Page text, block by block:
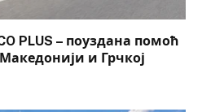
PLUS – поуздана помоћ
и Грчкој